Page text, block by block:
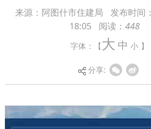
来源：阿图什市住建局 发布时间：
18:05
阅读： 448
字体：【大 中 小 】
分享: